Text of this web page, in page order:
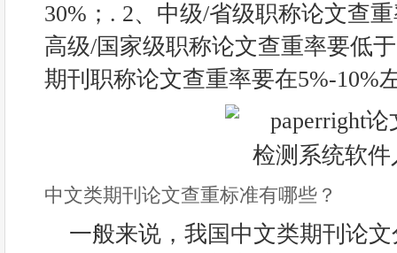
30%；. 2、中级/省级职称论文查
高级/国家级职称论文查重率要低
期刊职称论文查重率要在5%-10%
中文类期刊论文查重标准有哪些？
一般来说，我国中文类期刊论